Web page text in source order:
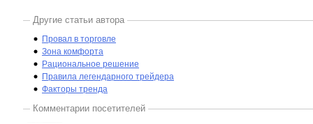
Другие статьи автора
Провал в торговле
Зона комфорта
Рациональное решение
Правила легендарного трейдера
Факторы тренда
Комментарии посетителей